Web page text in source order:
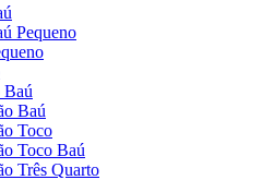
Pequeno
Baú
Baú
Toco
Toco Baú
Três Quarto